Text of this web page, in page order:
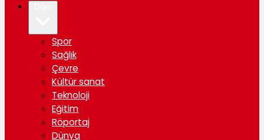
Spor
Sağlık
Çevre
Kültür sanat
Teknoloji
Eğitim
Röportaj
Dünya